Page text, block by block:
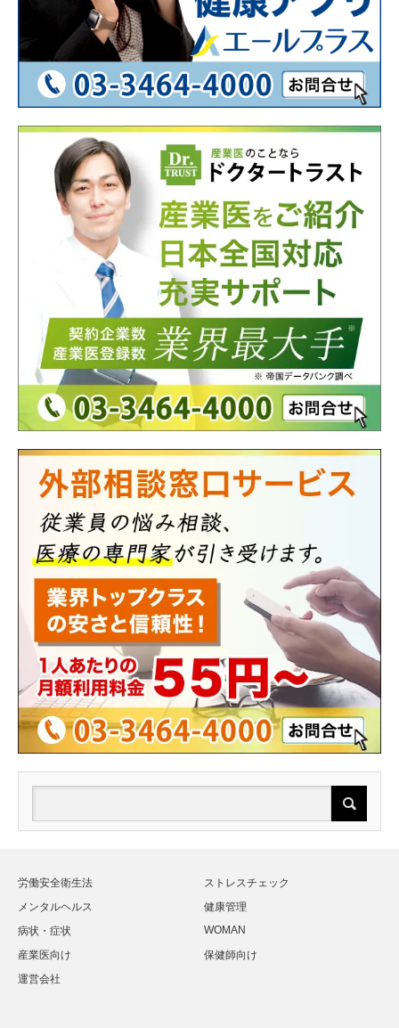
労働安全衛生法
ストレスチェック
メンタルヘルス
健康管理
病状・症状
WOMAN
産業医向け
保健師向け
運営会社